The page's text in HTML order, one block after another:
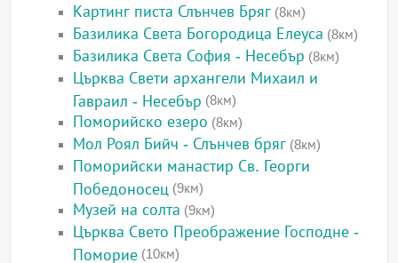
Картинг писта Слънчев Бряг (8км)
Базилика Света Богородица Елеуса (8км)
Базилика Света София - Несебър (8км)
Църква Свети архангели Михаил и
Гавраил - Несебър (8км)
Поморийско езеро (8км)
Мол Роял Бийч - Слънчев бряг (8км)
Поморийски манастир Св. Георги
Победоносец (9км)
Музей на солта (9км)
Църква Свето Преображение Господне -
Поморие (10км)